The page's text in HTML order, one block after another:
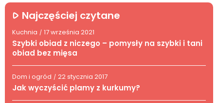
Najczęściej czytane
Kuchnia / 17 września 2021
Szybki obiad z niczego – pomysły na szybki i tani
obiad bez mięsa
Dom i ogród / 22 stycznia 2017
Jak wyczyścić plamy z kurkumy?